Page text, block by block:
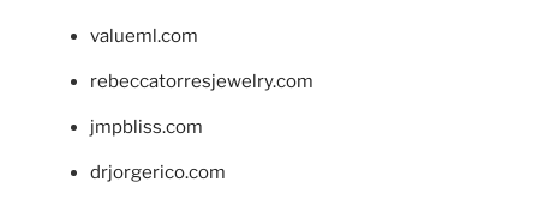
valueml.com
rebeccatorresjewelry.com
jmpbliss.com
drjorgerico.com